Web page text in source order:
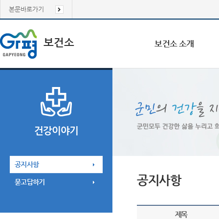
본문바로가기
보건소 보건소 소개
건강이야기
공지사항
묻고답하기 공지사항
제목